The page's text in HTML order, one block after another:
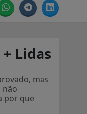
+ Lidas
mas
não
por que